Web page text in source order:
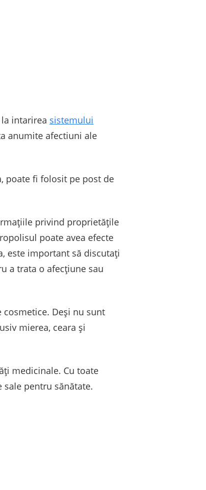
intarirea sistemului
anumite afectiuni ale
poate fi folosit pe post de
privind proprietăţile
poate avea efecte
este important să discutaţi
a trata o afecţiune sau
Deşi nu sunt
mierea, ceara şi
medicinale. Cu toate
pentru sănătate.